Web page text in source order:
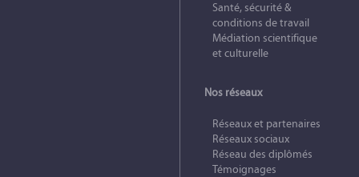
Santé, sécurité &
conditions de travail
Médiation scientifique
et culturelle
Nos réseaux
Réseaux et partenaires
Réseaux sociaux
Réseau des diplômés
Témoignages